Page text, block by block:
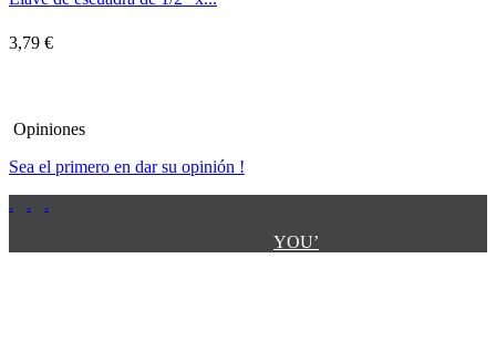
3,79 €
Opiniones
Sea el primero en dar su opinión !
.
.
.
YOU’